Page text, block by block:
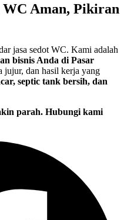
WC Aman, Pikiran
jasa sedot WC. Kami adalah
bisnis Anda di Pasar
jujur, dan hasil kerja yang
septic tank bersih, dan
parah. Hubungi kami